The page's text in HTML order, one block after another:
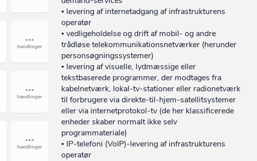
• levering af internetadgang af infrastrukturens
operatør
• vedligeholdelse og drift af mobil- og andre
trådløse telekommunikationsnetværker (herunder
personsøgningssystemer)
• levering af visuelle, lydmæssige eller
tekstbaserede programmer, der modtages fra
kabelnetværk, lokal-tv-stationer eller radionetværk
til forbrugere via direkte-til-hjem-satellitsystemer
eller via internetprotokol-tv (de her klassificerede
enheder skaber normalt ikke selv
programmateriale)
• IP-telefoni (VoIP)-levering af infrastrukturens
operatør